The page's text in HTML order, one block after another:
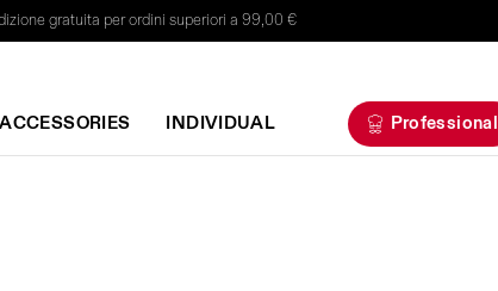
gratuita per ordini superiori a 99,00 €
INDIVIDUAL Professional